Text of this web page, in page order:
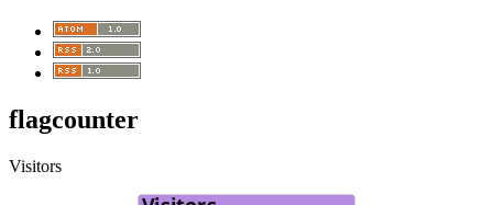
flagcounter
Visitors